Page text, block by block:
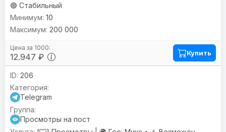
🟢 Стабильный
12.947 ₽
10
200 000
Купить
206
Telegram
Просмотры на пост